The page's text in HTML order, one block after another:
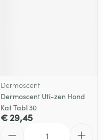
Dermoscent
Dermoscent Uti-zen Hond
Kat Tabl 30
€ 29,45